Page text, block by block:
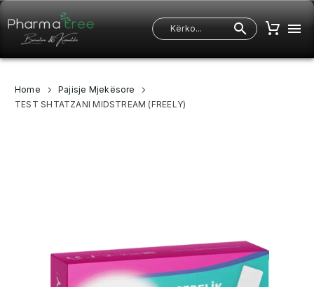
Home
Pajisje Mjekësore
TEST SHTATZANI MIDSTREAM (FREELY)